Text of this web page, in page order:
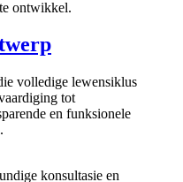
volledige lewensiklus
tot
en funksionele